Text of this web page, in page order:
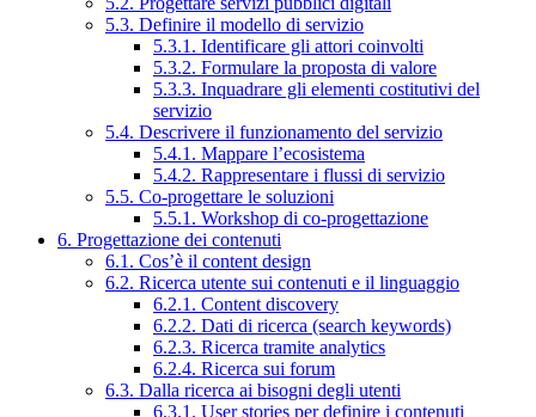
5.3. Definire il modello di servizio
5.3.1. Identificare gli attori coinvolti
5.3.2. Formulare la proposta di valore
5.3.3. Inquadrare gli elementi costitutivi del
servizio
5.4. Descrivere il funzionamento del servizio
5.4.1. Mappare l’ecosistema
5.4.2. Rappresentare i flussi di servizio
5.5. Co-progettare le soluzioni
5.5.1. Workshop di co-progettazione
6. Progettazione dei contenuti
6.1. Cos’è il content design
6.2. Ricerca utente sui contenuti e il linguaggio
6.2.1. Content discovery
6.2.2. Dati di ricerca (search keywords)
6.2.3. Ricerca tramite analytics
6.2.4. Ricerca sui forum
6.3. Dalla ricerca ai bisogni degli utenti
6.3.1. User stories per definire i contenuti